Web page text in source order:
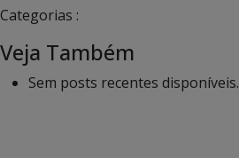
Categorias :
Veja Também
Sem posts recentes disponíveis.